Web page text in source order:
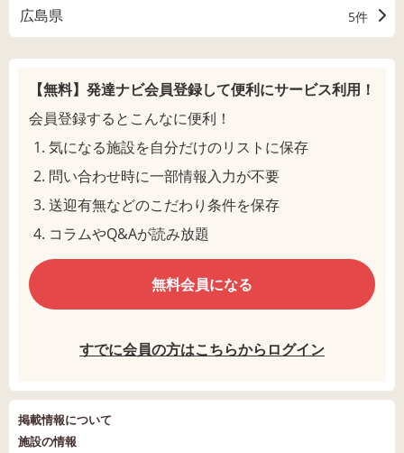
広島県 5件
【無料】発達ナビ会員登録して便利にサービス利用！
会員登録するとこんなに便利！
気になる施設を自分だけのリストに保存
問い合わせ時に一部情報入力が不要
送迎有無などのこだわり条件を保存
コラムやQ&Aが読み放題
無料会員になる
すでに会員の方はこちらからログイン
掲載情報について
施設の情報